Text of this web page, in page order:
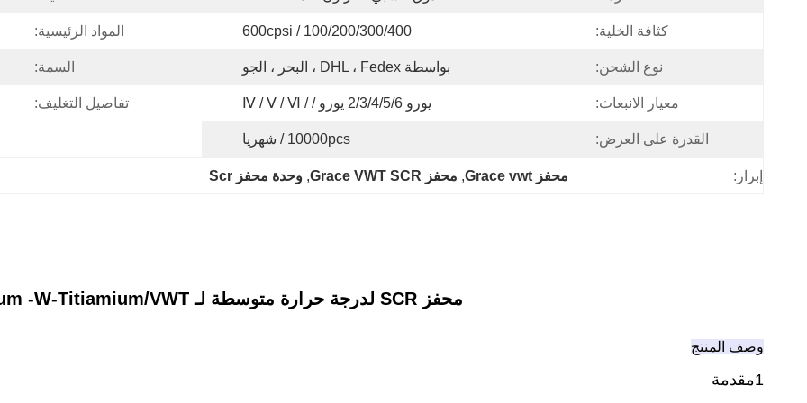
كثافة الخلية: 100/200/300/400 / 600cpsi المواد الرئيسية:
نوع الشحن: بواسطة DHL ، Fedex ، البحر ، الجو السمة:
معيار الانبعاث: يورو 2/3/4/5/6 يورو / / Ⅳ / Ⅴ / Ⅵ تفاصيل التغليف:
القدرة على العرض: 10000pcs / شهريا
إبراز: محفز Grace vwt , محفز Grace VWT SCR , وحدة محفز Scr
محفز SCR لدرجة حرارة متوسطة لـ Varadium -W-Titiamium/VWT
وصف المنتج
1مقدمة